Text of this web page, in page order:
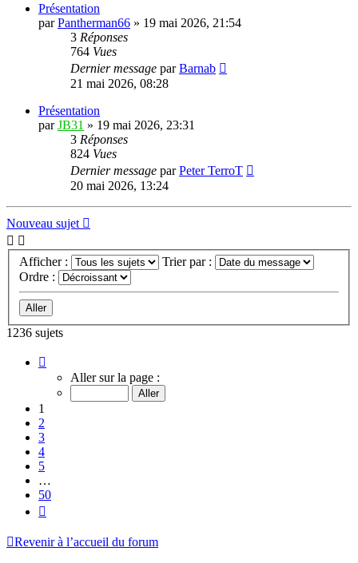
Présentation
parPantherman66 » 19 mai 2026, 21:54
3 Réponses
764 Vues
Dernier message parBarnab
21 mai 2026, 08:28
Présentation
parJB31 » 19 mai 2026, 23:31
3 Réponses
824 Vues
Dernier message parPeter TerroT
20 mai 2026, 13:24
Nouveau sujet
Afficher :
Trier par :
Ordre :
1236 sujets
sur
Aller sur la page :
1
2
3
4
5
…
50
Revenir à l’accueil du forum